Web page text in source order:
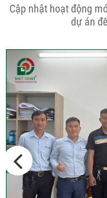
Cập nhật hoạt động
dự án